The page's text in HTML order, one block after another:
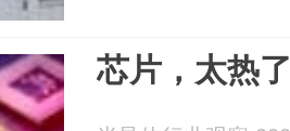
芯片，太热